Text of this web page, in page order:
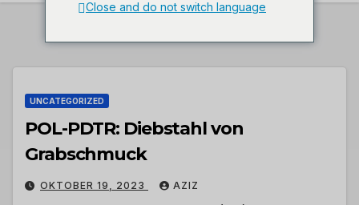
UNCATEGORIZED
POL-PDTR: Diebstahl von
Grabschmuck
OKTOBER 19, 2023 AZIZ
Close and do not switch language